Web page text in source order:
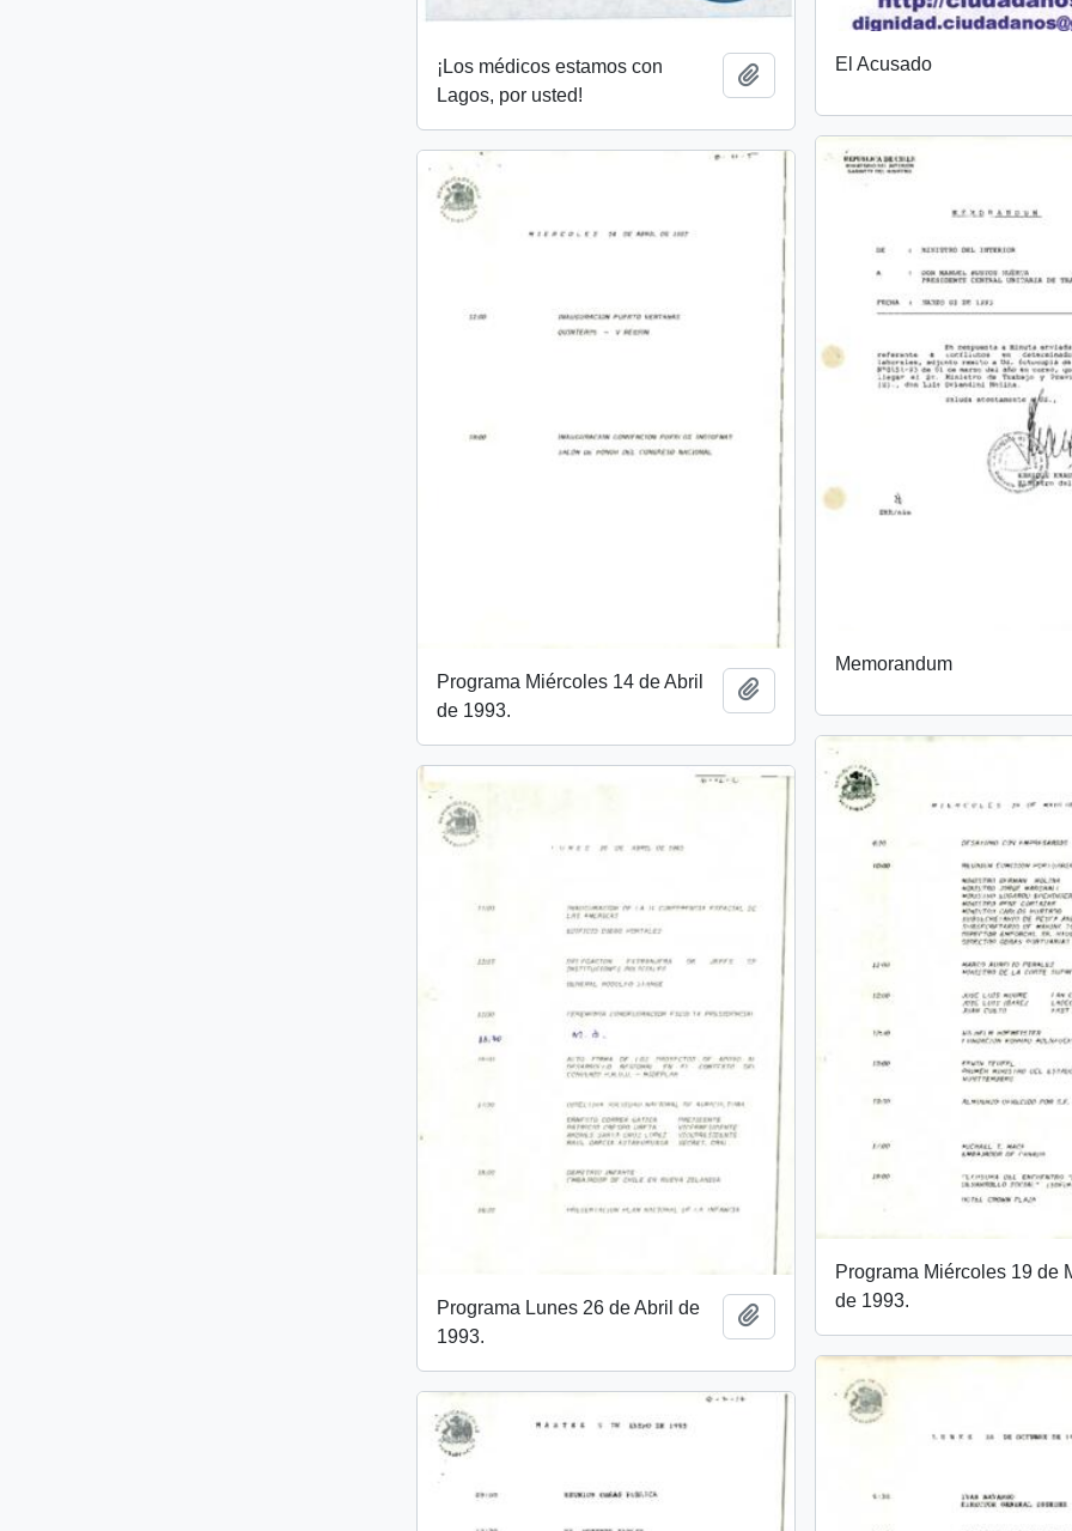
¡Los médicos estamos con
Lagos, por usted!
Añadir al portapapeles
El Acusado
Memorandum
Programa Miércoles 14 de Abril
de 1993.
Programa Miércoles 19 de
de 1993.
Programa Lunes 26 de Abril de
1993.